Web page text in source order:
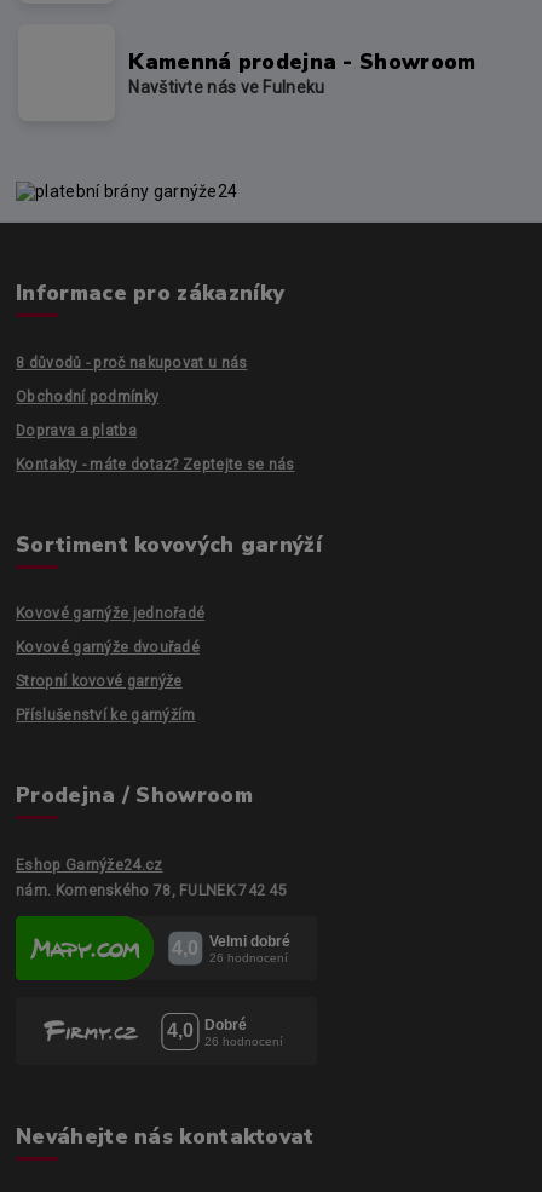
Kamenná prodejna - Showroom
Navštivte nás ve Fulneku
Informace pro zákazníky
8 důvodů - proč nakupovat u nás
Obchodní podmínky
Doprava a platba
Kontakty - máte dotaz? Zeptejte se nás
Sortiment kovových garnýží
Kovové garnýže jednořadé
Kovové garnýže dvouřadé
Stropní kovové garnýže
Příslušenství ke garnýžím
Prodejna / Showroom
Eshop Garnýže24.cz
nám. Komenského 78, FULNEK 742 45
Neváhejte nás kontaktovat